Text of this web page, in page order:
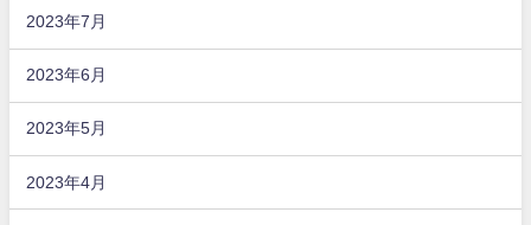
2023年7月
2023年6月
2023年5月
2023年4月